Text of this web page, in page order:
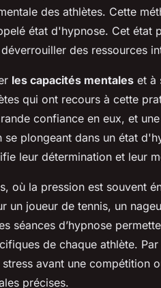
des athlètes. Cette
état d'hypnose. Cet état
des ressources
les capacités mentales et à
qui ont recours à cette
confiance en eux, et
plongeant dans un état
leur détermination et leur
où la pression est souvent
un joueur de tennis, un
séances d’hypnose
de chaque athlète.
stress avant une compétition
précises.